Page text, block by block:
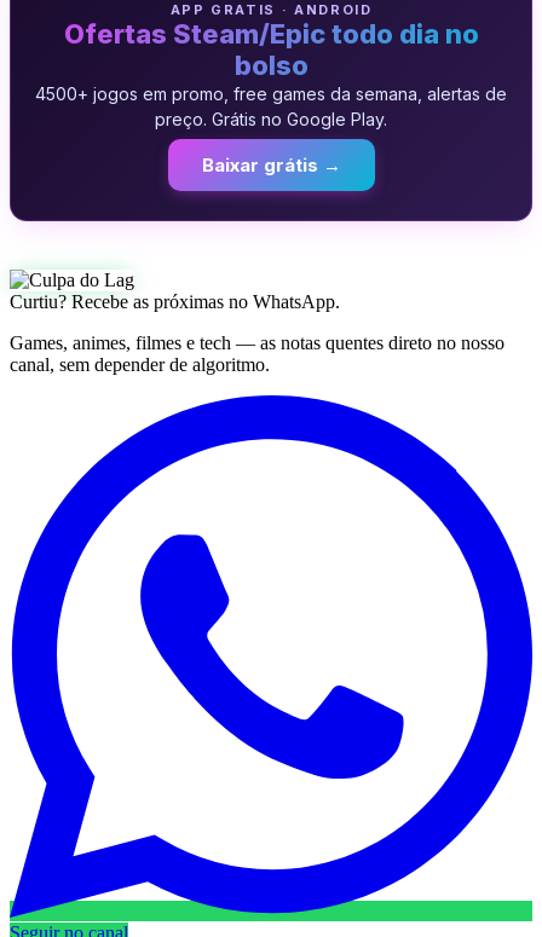
APP GRATIS · ANDROID
Ofertas Steam/Epic todo dia no
bolso
4500+ jogos em promo, free games da semana, alertas de
preço. Grátis no Google Play.
Baixar grátis →
Curtiu? Recebe as próximas no WhatsApp.
Games, animes, filmes e tech — as notas quentes direto no nosso
canal, sem depender de algoritmo.